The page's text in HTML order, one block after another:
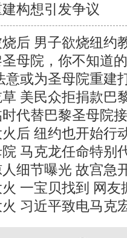
构想引发争议
后 男子欲烧纽约
母院，你不知道
意或为圣母院重建
美民众拒捐款巴
代替巴黎圣母院
后 纽约也开始行
马克龙任命特别
细节曝光 故宫急
一宝贝找到 网友
习近平致电马克